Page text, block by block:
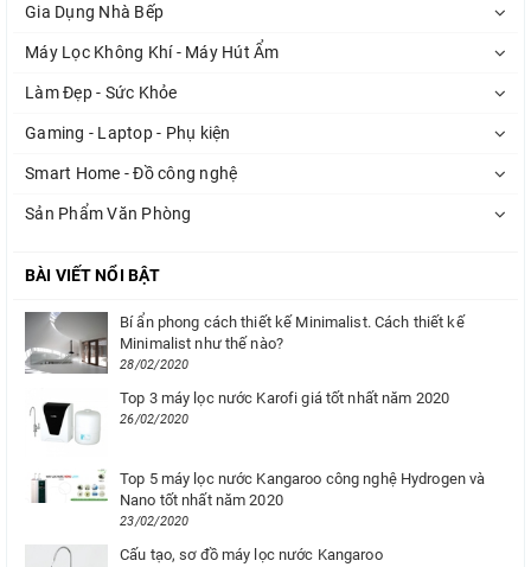
Gia Dụng Nhà Bếp
Máy Lọc Không Khí - Máy Hút Ẩm
Làm Đẹp - Sức Khỏe
Gaming - Laptop - Phụ kiện
Smart Home - Đồ công nghệ
Sản Phẩm Văn Phòng
BÀI VIẾT NỔI BẬT
Bí ẩn phong cách thiết kế Minimalist. Cách thiết kế
Minimalist như thế nào?
28/02/2020
Top 3 máy lọc nước Karofi giá tốt nhất năm 2020
26/02/2020
Top 5 máy lọc nước Kangaroo công nghệ Hydrogen và
Nano tốt nhất năm 2020
23/02/2020
Cấu tạo, sơ đồ máy lọc nước Kangaroo